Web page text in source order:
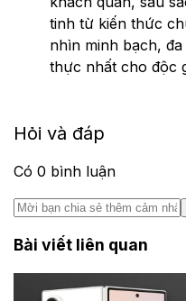
tinh từ kiến thức
nhìn minh bạch,
thực nhất cho độc
Hỏi và đáp
Có 0 bình luận
Bài viết liên quan